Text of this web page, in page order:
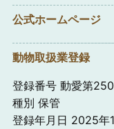
公式ホームページ
動物取扱業登録
登録番号 動愛第
種別 保管
登録年月日 2025年